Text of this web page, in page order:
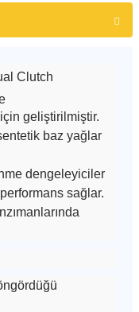
Clutch
geliştirilmiştir.
baz yağlar
dengeleyiciler
sağlar.